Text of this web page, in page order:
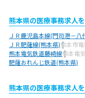
熊本県の医療事務求人
ＪＲ鹿児島本線(門司港－八
ＪＲ肥薩線(熊本県)熊本市
熊本電気鉄道藤崎線熊本電
肥薩おれんじ鉄道(熊本県)
熊本県の医療事務求人